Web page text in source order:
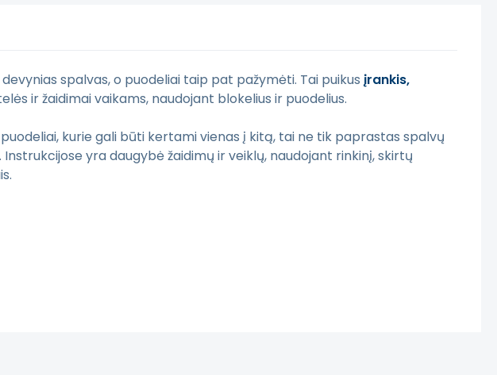
devynias spalvas, o puodeliai taip pat pažymėti. Tai puikus įrankis,
ir žaidimai vaikams, naudojant blokelius ir puodelius.
kurie gali būti kertami vienas į kitą, tai ne tik paprastas spalvų
. Instrukcijose yra daugybė žaidimų ir veiklų, naudojant rinkinį, skirtų